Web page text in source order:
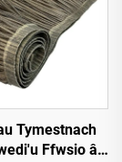
Tymestnach
Ffwsio â